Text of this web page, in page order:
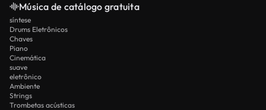
Música de catálogo gratuita
síntese
Drums Eletrônicos
Chaves
Piano
Cinemática
suave
eletrônico
Ambiente
Strings
Trombetas acústicas